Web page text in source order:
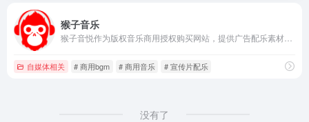
猴子音乐
自媒体相关 # 商用bgm # 商用音乐 # 宣传片配乐
没有了